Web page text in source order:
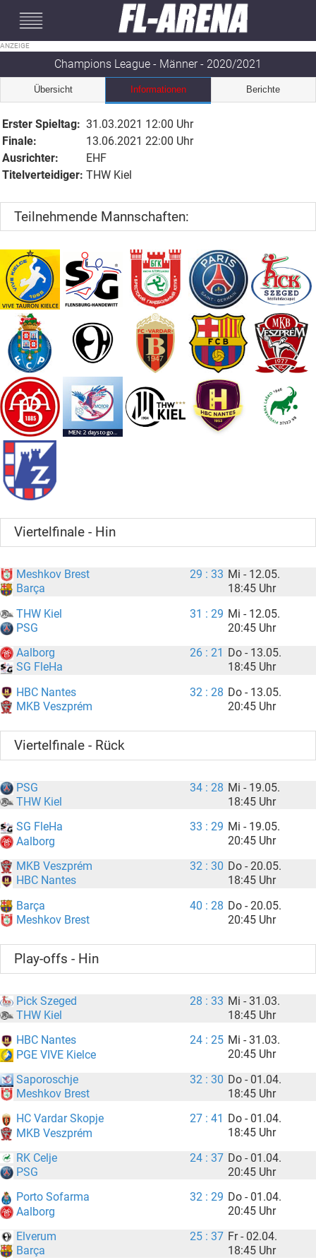
Champions League - Männer - 2020/2021
Übersicht Informationen Berichte
Erster Spieltag: 31.03.2021 12:00 Uhr
Finale:
13.06.2021 22:00 Uhr
Ausrichter:
EHF
Titelverteidiger: THW Kiel
Teilnehmende Mannschaften:
Viertelfinale - Hin
Meshkov Brest
Barça
29 : 33 Mi - 12.05.
18:45 Uhr
THW Kiel
PSG
31 : 29 Mi - 12.05.
20:45 Uhr
Aalborg
SG FleHa
26 : 21 Do - 13.05.
18:45 Uhr
HBC Nantes
MKB Veszprém
32 : 28 Do - 13.05.
20:45 Uhr
Viertelfinale - Rück
PSG
THW Kiel
34 : 28 Mi - 19.05.
18:45 Uhr
SG FleHa
Aalborg
33 : 29 Mi - 19.05.
20:45 Uhr
MKB Veszprém
HBC Nantes
32 : 30 Do - 20.05.
18:45 Uhr
Barça
Meshkov Brest
40 : 28 Do - 20.05.
20:45 Uhr
Play-offs - Hin
Pick Szeged
THW Kiel
28 : 33 Mi - 31.03.
18:45 Uhr
HBC Nantes
PGE VIVE Kielce
24 : 25 Mi - 31.03.
20:45 Uhr
Saporoschje
Meshkov Brest
32 : 30 Do - 01.04.
18:45 Uhr
HC Vardar Skopje
MKB Veszprém
27 : 41
Do - 01.04.
18:45 Uhr
RK Celje
PSG
24 : 37 Do - 01.04.
20:45 Uhr
Porto Sofarma
Aalborg
32 : 29 Do - 01.04.
20:45 Uhr
Elverum
Barça
25 : 37 Fr - 02.04.
18:45 Uhr